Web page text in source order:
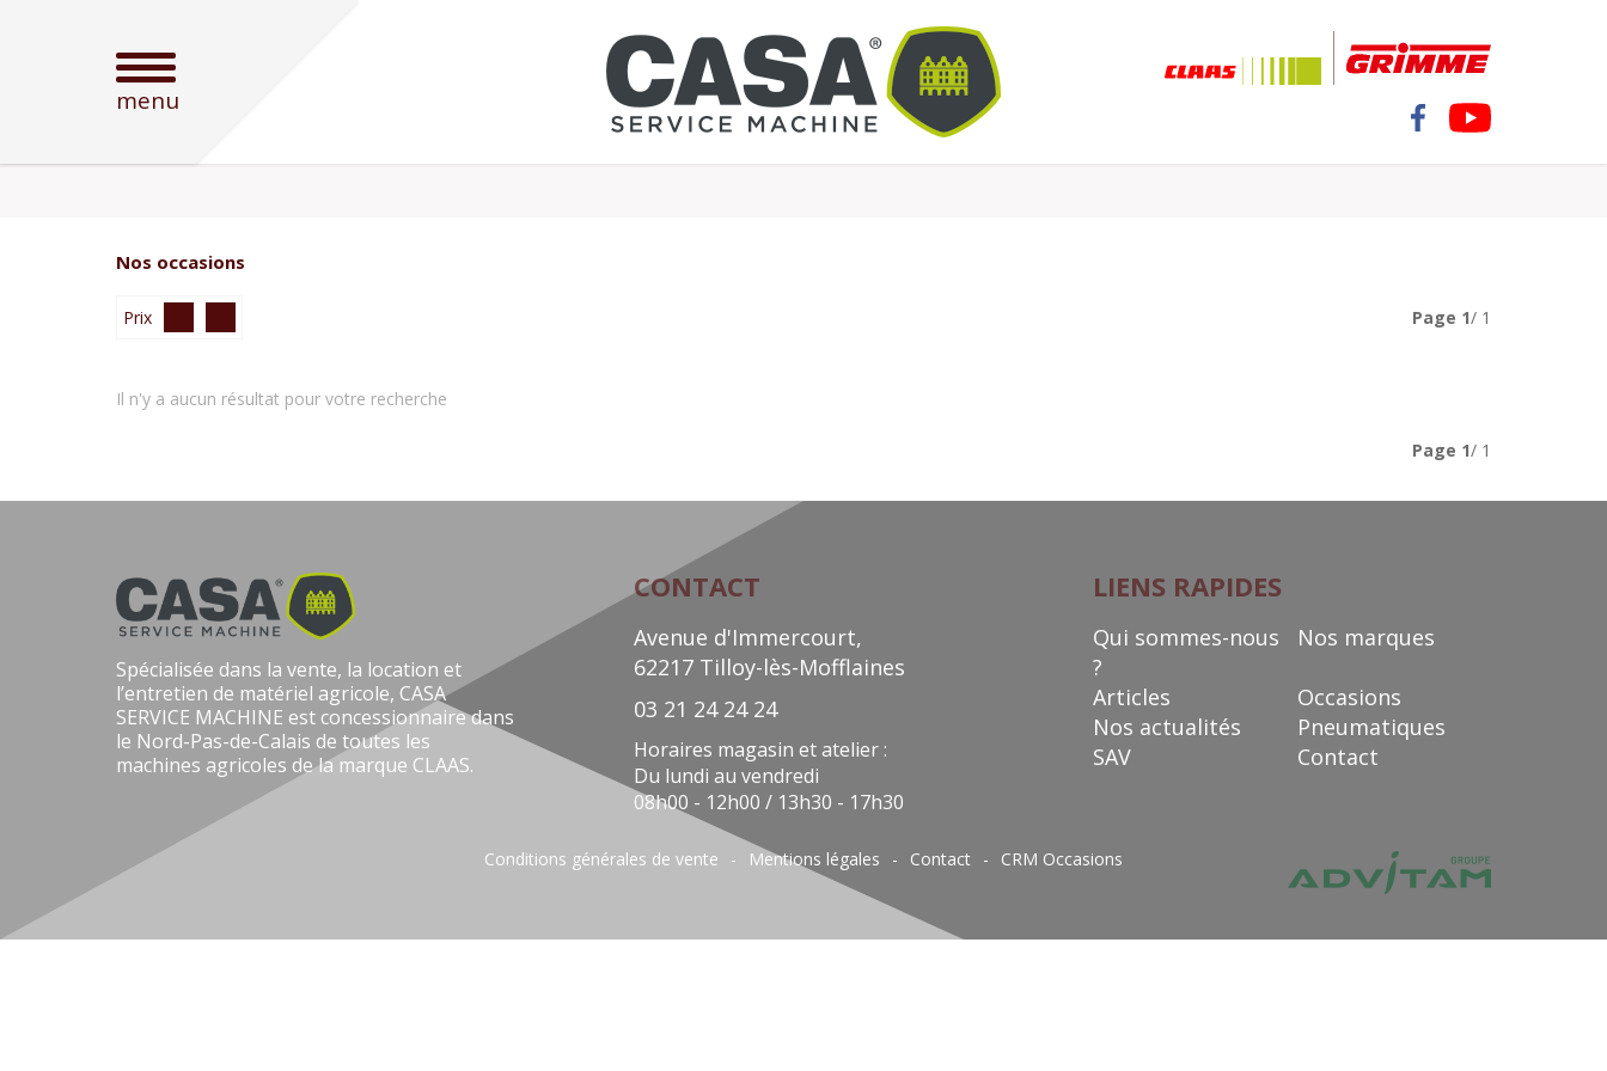
menu
ACTUALISER
Nos occasions
Prix Page 1/ 1
Il n'y a aucun résultat pour votre recherche
Page 1/ 1
Spécialisée dans la vente, la location et
l’entretien de matériel agricole, CASA
SERVICE MACHINE est concessionnaire dans
le Nord-Pas-de-Calais de toutes les
machines agricoles de la marque CLAAS.
CONTACT
Avenue d'Immercourt,
62217 Tilloy-lès-Mofflaines
03 21 24 24 24
Horaires magasin et atelier :
Du lundi au vendredi
08h00 - 12h00 / 13h30 - 17h30
LIENS RAPIDES
Qui sommes-nous
?
Nos marques
Articles
Occasions
Nos actualités
Pneumatiques
SAV
Contact
Conditions générales de vente Mentions légales Contact CRM Occasions